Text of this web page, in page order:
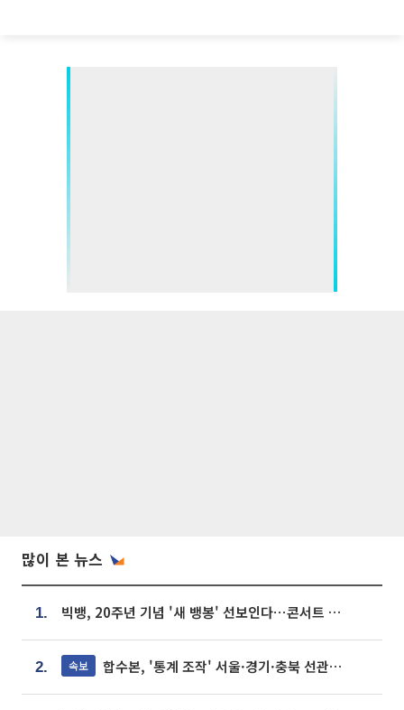
많이 본 뉴스
1. 빅뱅, 20주년 기념 '새 뱅봉' 선보인다⋯콘서트 앞두고 팝업 개최
2. 속보 합수본, '통계 조작' 서울·경기·충북 선관위 등 추가 압수수색